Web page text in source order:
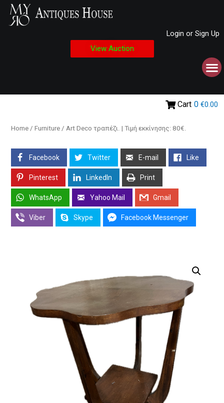
Login or Sign Up
View Auction
Cart 0 €0.00
Home / Furniture / Art Deco τραπέζι. | Τιμή εκκίνησης: 80€.
Facebook Twitter E-mail Like
Pinterest LinkedIn Print
WhatsApp Yahoo Mail Gmail
Viber Skype Facebook Messenger